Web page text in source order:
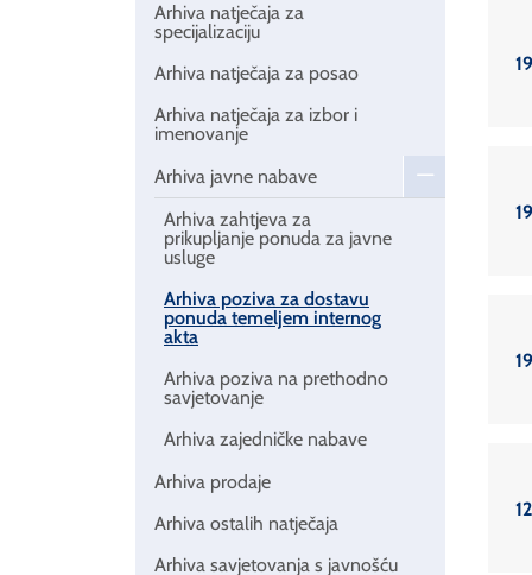
Arhiva natječaja za
specijalizaciju
Arhiva natječaja za posao
Arhiva natječaja za izbor i
imenovanje
Arhiva javne nabave
Arhiva zahtjeva za
prikupljanje ponuda za javne
usluge
Arhiva poziva za dostavu
ponuda temeljem internog
akta
Arhiva poziva na prethodno
savjetovanje
Arhiva zajedničke nabave
Arhiva prodaje
Arhiva ostalih natječaja
Arhiva savjetovanja s javnošću